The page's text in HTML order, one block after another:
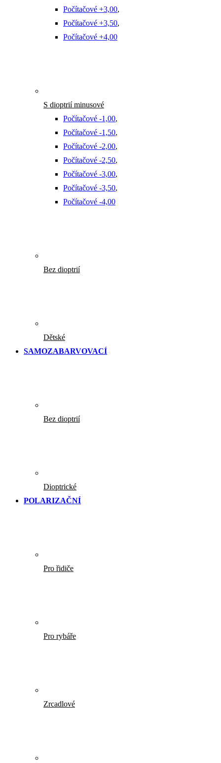
Počítačové +3,00,
Počítačové +3,50,
Počítačové +4,00
S dioptrií minusové
Počítačové -1,00,
Počítačové -1,50,
Počítačové -2,00,
Počítačové -2,50,
Počítačové -3,00,
Počítačové -3,50,
Počítačové -4,00
Bez dioptrií
Dětské
SAMOZABARVOVACÍ
Bez dioptrií
Dioptrické
POLARIZAČNÍ
Pro řidiče
Pro rybáře
Zrcadlové